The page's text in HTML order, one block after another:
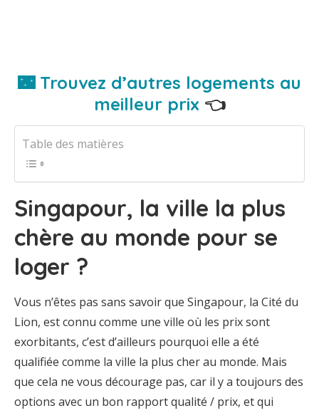
🌃 Trouvez d’autres logements au
meilleur prix 👈
Table des matières
Singapour, la ville la plus
chère au monde pour se
loger ?
Vous n’êtes pas sans savoir que Singapour, la Cité du
Lion, est connu comme une ville où les prix sont
exorbitants, c’est d’ailleurs pourquoi elle a été
qualifiée comme la ville la plus cher au monde. Mais
que cela ne vous décourage pas, car il y a toujours des
options avec un bon rapport qualité / prix, et qui